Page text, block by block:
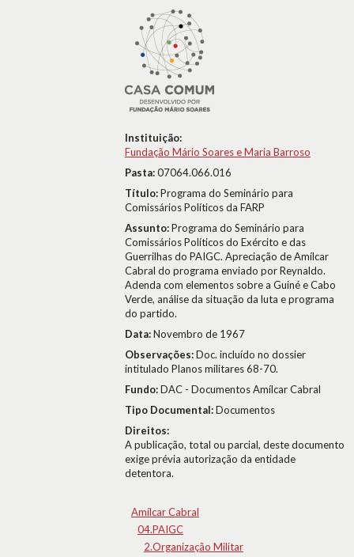
Instituição:
Fundação Mário Soares e Maria Barroso
Pasta:07064.066.016
Título:Programa do Seminário para
Comissários Políticos da FARP
Assunto:Programa do Seminário para
Comissários Políticos do Exército e das
Guerrilhas do PAIGC. Apreciação de Amílcar
Cabral do programa enviado por Reynaldo.
Adenda com elementos sobre a Guiné e Cabo
Verde, análise da situação da luta e programa
do partido.
Data:Novembro de 1967
Observações:Doc. incluído no dossier
intitulado Planos militares 68-70.
Fundo:DAC - Documentos Amílcar Cabral
Tipo Documental:Documentos
Direitos:
A publicação, total ou parcial, deste documento
exige prévia autorização da entidade
detentora.
Amílcar Cabral
04.PAIGC
2.Organização Militar